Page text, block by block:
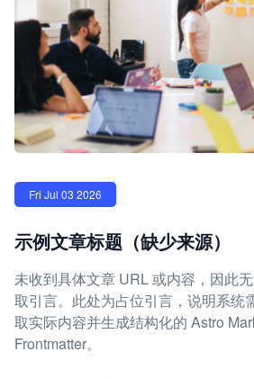
Fri Jul 03 2026
示例文章标题（缺少来源）
未收到具体文章 URL 或内容，因此
取引言。此处为占位引言，说明系统
取实际内容并生成结构化的 Astro
Frontmatter。